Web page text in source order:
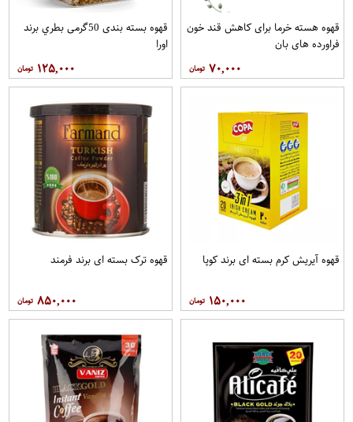
قهوه هسته خرما برای کاهش قند خون
فراورده های بان
۷۰,۰۰۰
قهوه بسته بندی 50گرمی بطري برند
اورا
۱۲۵,۰۰۰
قهوه آيريش کرم بسته ای برند کوپا
۱۵۰,۰۰۰
قهوه ترک بسته ای برند فرمند
۸۵۰,۰۰۰